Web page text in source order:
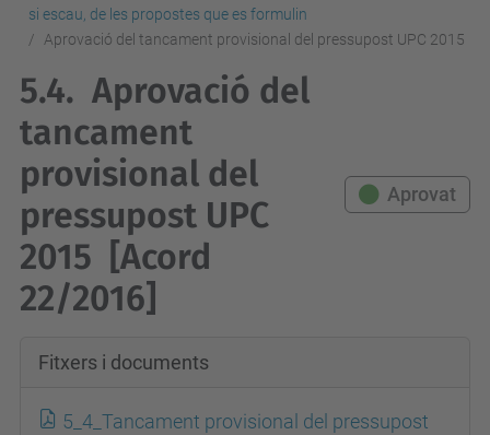
si escau, de les propostes que es formulin
Aprovació del tancament provisional del pressupost UPC 2015
5.4. Aprovació del
tancament
provisional del
pressupost UPC
2015
[Acord
22/2016]
Aprovat
Fitxers i documents
5_4_Tancament provisional del pressupost